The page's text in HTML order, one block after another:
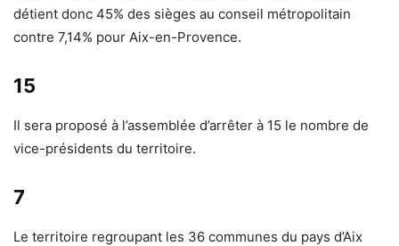
détient donc 45% des sièges au conseil métropolitain
contre 7,14% pour Aix-en-Provence.
15
Il sera proposé à l’assemblée d’arrêter à 15 le nombre de
vice-présidents du territoire.
7
Le territoire regroupant les 36 communes du pays d’Aix